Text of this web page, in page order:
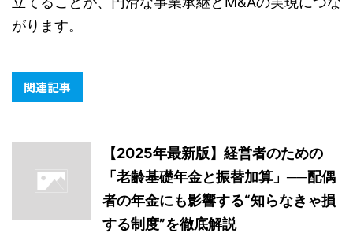
がります。
関連記事
【2025年最新版】経営者のための
「老齢基礎年金と振替加算」──配偶
者の年金にも影響する“知らなきゃ損
する制度”を徹底解説